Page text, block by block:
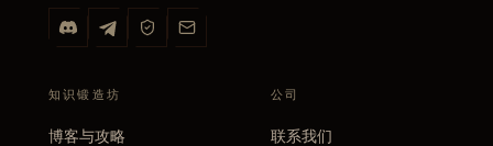
知识锻造坊
博客与攻略
公司
联系我们